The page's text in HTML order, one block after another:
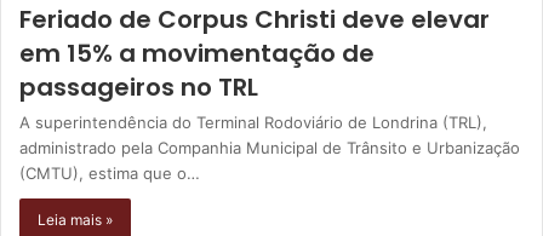
Feriado de Corpus Christi deve elevar
em 15% a movimentação de
passageiros no TRL
A superintendência do Terminal Rodoviário de Londrina (TRL),
administrado pela Companhia Municipal de Trânsito e Urbanização
(CMTU), estima que o…
Leia mais »